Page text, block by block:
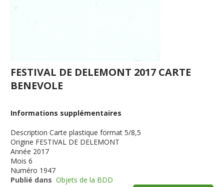
FESTIVAL DE DELEMONT 2017 CARTE
BENEVOLE
Informations supplémentaires
Description Carte plastique format 5/8,5
Origine FESTIVAL DE DELEMONT
Année 2017
Mois 6
Numéro 1947
Publié dans Objets de la BDD